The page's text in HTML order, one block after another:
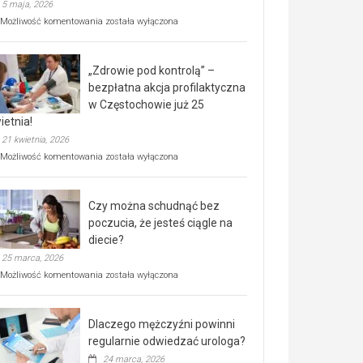
5 maja, 2026
Możliwość komentowania Rusza
rehabilitacji
dla
seniorów!
została wyłączona
„Zdrowie pod kontrolą” –
bezpłatna akcja profilaktyczna
w Częstochowie już 25
21 kwietnia, 2026
Możliwość komentowania „Zdrowie
bezpłatna
akcja
profilaktyczna
w
już
kwietnia!
została wyłączona
Czy można schudnąć bez
poczucia, że jesteś ciągle na
diecie?
25 marca, 2026
Możliwość komentowania Czy
poczucia,
że
została wyłączona
Dlaczego mężczyźni powinni
regularnie odwiedzać urologa?
24 marca, 2026